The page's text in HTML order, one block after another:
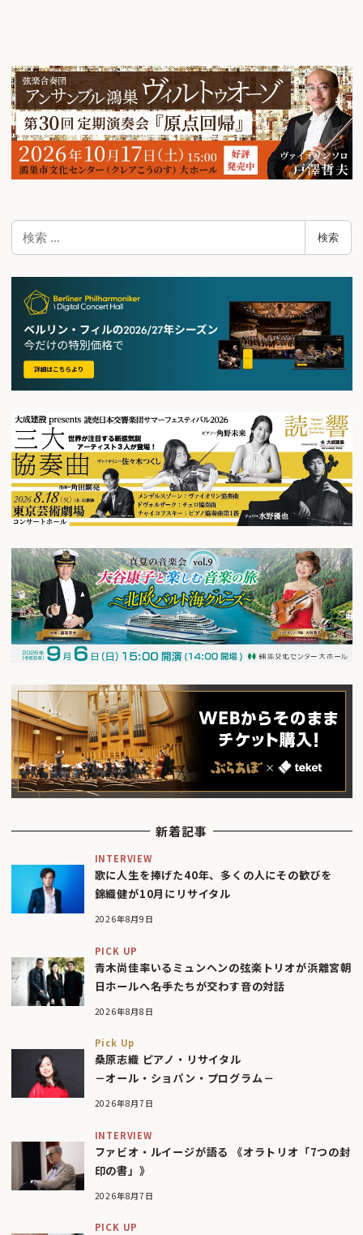
検
検索
新着記事
INTERVIEW
歌に人生を捧げた40年、多くの人にその歓びを
錦織健が10月にリサイタル
2026年8月9日
PICK UP
青木尚佳率いるミュンヘンの弦楽トリオが浜離宮朝
日ホールへ――名手たちが交わす音の対話
2026年8月8日
Pick Up
桑原志織 ピアノ・リサイタル
－オール・ショパン・プログラム－
2026年8月7日
INTERVIEW
ファビオ・ルイージが語る 《オラトリオ「7つの封
印の書」》
2026年8月7日
PICK UP